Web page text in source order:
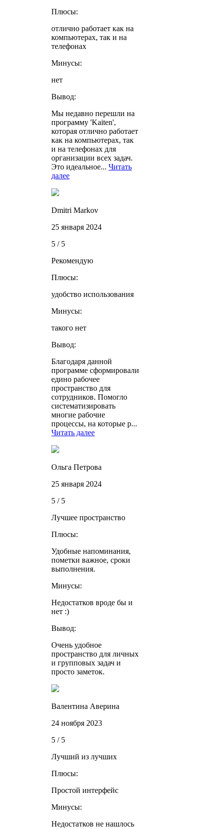
Плюсы:
отлично работает как на
компьютерах, так и на
телефонах
Минусы:
нет
Вывод:
Мы недавно перешли на
программу 'Kaiten',
которая отлично работает
как на компьютерах, так
и на телефонах для
организации всех задач.
Это идеальное... Читать
далее
Dmitri Markov
25 января 2024
5 / 5
Рекомендую
Плюсы:
удобство использования
Минусы:
такого нет
Вывод:
Благодаря данной
программе сформировали
едино рабочее
пространство для
сотрудников. Помогло
систематизировать
многие рабочие
процессы, на которые р...
Читать далее
Ольга Петрова
25 января 2024
5 / 5
Лучшее пространство
Плюсы:
Удобные напоминания,
пометки важное, сроки
выполнения.
Минусы:
Недостатков вроде бы и
нет :)
Вывод:
Очень удобное
пространство для личных
и групповых задач и
просто заметок.
Валентина Аверина
24 ноября 2023
5 / 5
Лучший из лучших
Плюсы:
Простой интерфейс
Минусы:
Недостатков не нашлось